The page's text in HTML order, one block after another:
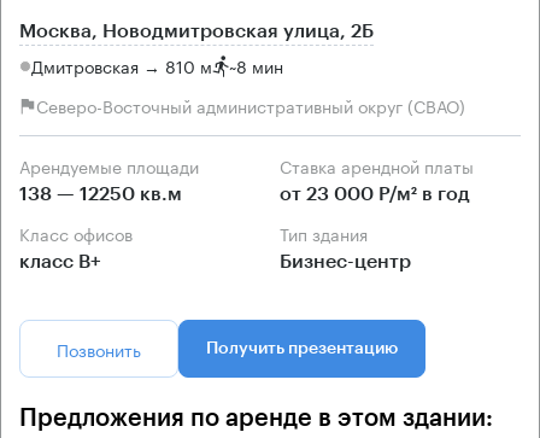
Москва, Новодмитровская улица, 2Б
Дмитровская → 810 м ~8 мин
Северо-Восточный административный округ (СВАО)
Арендуемые площади
138 — 12250 кв.м
Ставка арендной платы
от 23 000 Р/м² в год
Класс офисов
класс B+
Тип здания
Бизнес-центр
Позвонить Получить презентацию
Предложения по аренде в этом здании: